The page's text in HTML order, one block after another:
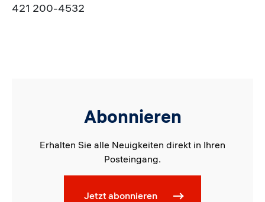
421 200-4532
Abonnieren
Erhalten Sie alle Neuigkeiten direkt in Ihren
Posteingang.
Jetzt abonnieren